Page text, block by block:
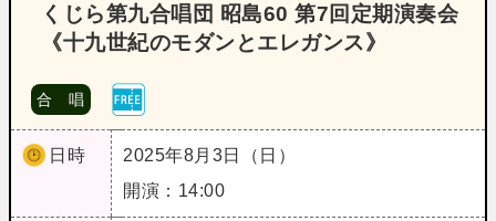
くじら第九合唱団 昭島60 第7回定期演奏会
《十九世紀のモダンとエレガンス》
合 唱
日時
2025年8月3日（日）
開演：14:00